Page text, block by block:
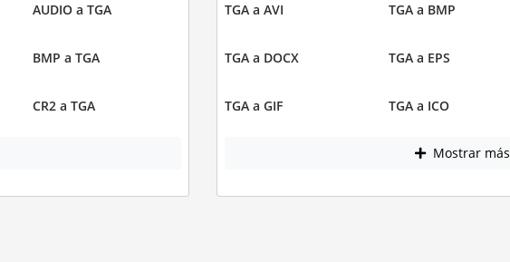
AUDIO a TGA
BMP a TGA
CR2 a TGA
TGA a AVI TGA a BMP
TGA a DOCX TGA a EPS
TGA a GIF TGA a ICO
Mostrar más